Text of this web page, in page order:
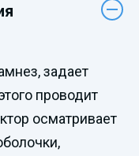
задает
проводит
осматривает